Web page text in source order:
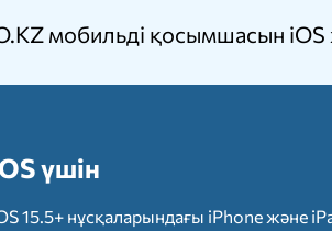
мобильді қосымшасын
үшін
15.5+ нұсқаларындағы iPhone және